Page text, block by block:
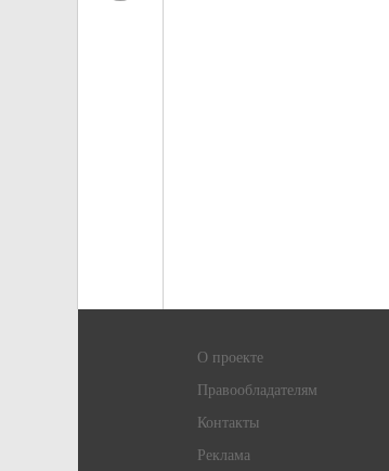
О проекте
Правообладателям
Контакты
Реклама